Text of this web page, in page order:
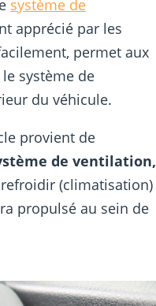
système de
apprécié par les
permet aux
système de
du véhicule.
provient de
de ventilation,
(climatisation)
propulsé au sein de